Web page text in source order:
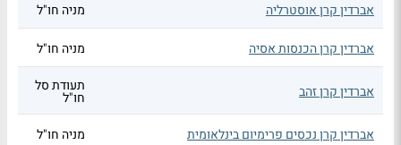
אברדין קרן אוסטרליה
מניה חו"ל
אברדין קרן הכנסות אסיה מניה חו"ל
אברדין קרן זהב תעודת סל
חו"ל
אברדין קרן נכסים פרימיום בינלאומית
מניה חו"ל